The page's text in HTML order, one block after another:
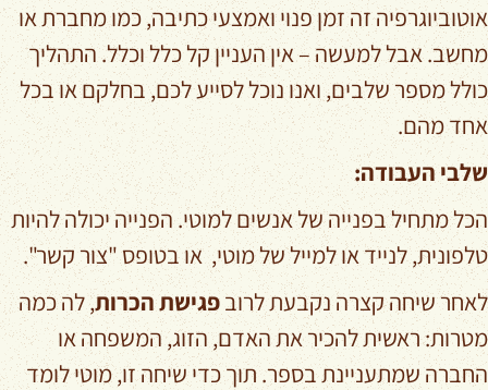
אוטוביוגרפיה זה זמן פנוי ואמצעי כתיבה, כמו מחברת או
מחשב. אבל למעשה – אין העניין קל כלל וכלל. התהליך
כולל מספר שלבים, ואנו נוכל לסייע לכם, בחלקם או בכל
אחד מהם.
שלבי העבודה:
הכל מתחיל בפנייה של אנשים למוטי. הפנייה יכולה להיות
טלפונית, לנייד או למייל של מוטי, או בטופס "צור קשר".
לאחר שיחה קצרה נקבעת לרובפגישת הכרות, לה כמה
מטרות: ראשית להכיר את האדם, הזוג, המשפחה או
החברה שמתעניינת בספר. תוך כדי שיחה זו, מוטי לומד